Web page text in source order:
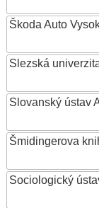
Škoda Auto
Slezská
Slovanský ústav
Šmidingerova
Sociologický